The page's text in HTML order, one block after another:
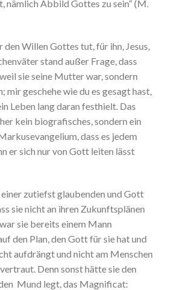
nämlich Abbild Gottes zu sein“ (M.
Willen Gottes tut, für ihn, Jesus,
stand außer Frage, dass
sie seine Mutter war, sondern
geschehe wie du es gesagt hast,
Leben lang daran festhielt. Das
kein biografisches, sondern ein
dass es jedem
er sich nur von Gott leiten lässt
zutiefst glaubenden und Gott
sie nicht an ihren Zukunftsplänen
sie bereits einem Mann
den Plan, den Gott für sie hat und
aufdrängt und nicht am Menschen
Denn sonst hätte sie den
Mund legt, das Magnificat: